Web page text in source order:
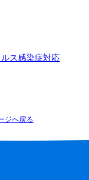
ス感染症対応
ジへ戻る